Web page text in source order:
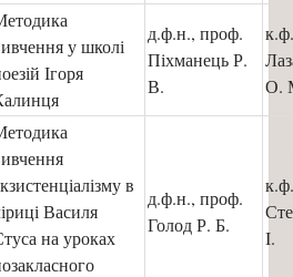
у школі
Ігоря
д.ф.н., проф.
Піхманець Р.
В.
О.
в
Василя
на уроках
д.ф.н., проф.
Голод Р. Б.
І.